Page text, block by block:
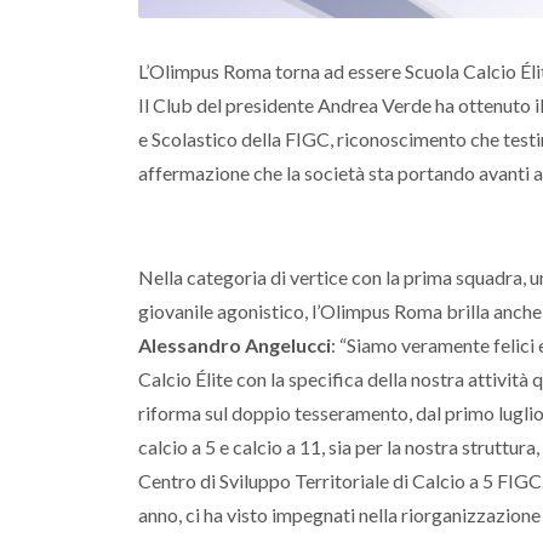
L’Olimpus Roma torna ad essere Scuola Calcio
Il Club del presidente Andrea Verde ha
e Scolastico della FIGC, riconoscimento che
affermazione che la società sta portando avanti
Nella categoria di vertice con la prima squadra,
giovanile agonistico, l’Olimpus Roma brilla
Alessandro Angelucci: “Siamo veramente
Calcio Élite con la specifica della nostra attività
riforma sul doppio tesseramento, dal primo
calcio a 5 e calcio a 11, sia per la nostra
Centro di Sviluppo Territoriale di Calcio a 5
anno, ci ha visto impegnati nella
Calcio a 11
Olimpus Roma -